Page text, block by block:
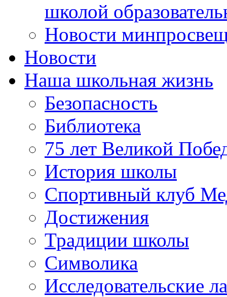
школой
Новости
Новости
Наша школьная жизнь
Безопасность
Библиотека
75 лет Великой
История школы
Спортивный клуб
Достижения
Традиции школы
Символика
Исследовательские